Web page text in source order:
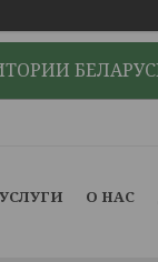
О НАС